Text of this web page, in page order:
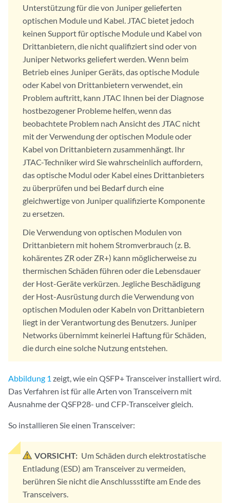
Unterstützung für die von Juniper gelieferten
optischen Module und Kabel. JTAC bietet jedoch
keinen Support für optische Module und Kabel von
Drittanbietern, die nicht qualifiziert sind oder von
Juniper Networks geliefert werden. Wenn beim
Betrieb eines Juniper Geräts, das optische Module
oder Kabel von Drittanbietern verwendet, ein
Problem auftritt, kann JTAC Ihnen bei der Diagnose
hostbezogener Probleme helfen, wenn das
beobachtete Problem nach Ansicht des JTAC nicht
mit der Verwendung der optischen Module oder
Kabel von Drittanbietern zusammenhängt. Ihr
JTAC-Techniker wird Sie wahrscheinlich auffordern,
das optische Modul oder Kabel eines Drittanbieters
zu überprüfen und bei Bedarf durch eine
gleichwertige von Juniper qualifizierte Komponente
zu ersetzen.
Die Verwendung von optischen Modulen von
Drittanbietern mit hohem Stromverbrauch (z. B.
kohärentes ZR oder ZR+) kann möglicherweise zu
thermischen Schäden führen oder die Lebensdauer
der Host-Geräte verkürzen. Jegliche Beschädigung
der Host-Ausrüstung durch die Verwendung von
optischen Modulen oder Kabeln von Drittanbietern
liegt in der Verantwortung des Benutzers. Juniper
Networks übernimmt keinerlei Haftung für Schäden,
die durch eine solche Nutzung entstehen.
Abbildung 1 zeigt, wie ein QSFP+ Transceiver installiert wird.
Das Verfahren ist für alle Arten von Transceivern mit
Ausnahme der QSFP28- und CFP-Transceiver gleich.
So installieren Sie einen Transceiver:
VORSICHT: Um Schäden durch elektrostatische
Entladung (ESD) am Transceiver zu vermeiden,
berühren Sie nicht die Anschlussstifte am Ende des
Transceivers.